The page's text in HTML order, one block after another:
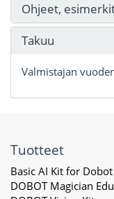
Ohjeet,
Takuu
Valmistajan
Tuotteet
Basic AI Kit for
DOBOT Magician